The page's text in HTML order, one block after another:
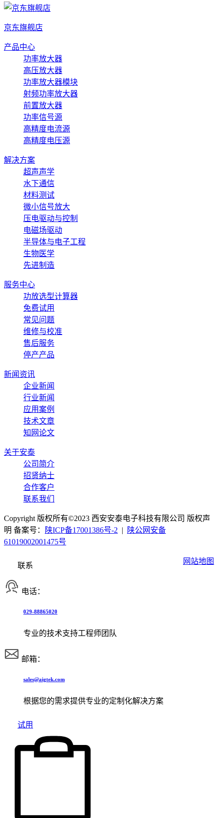
京东旗舰店
产品中心
功率放大器
高压放大器
功率放大器模块
射频功率放大器
前置放大器
功率信号源
高精度电流源
高精度电压源
解决方案
超声声学
水下通信
材料测试
微小信号放大
压电驱动与控制
电磁场驱动
半导体与电子工程
生物医学
先进制造
服务中心
功放选型计算器
免费试用
常见问题
维修与校准
售后服务
停产产品
新闻资讯
企业新闻
行业新闻
应用案例
技术文章
知网论文
关于安泰
公司简介
招贤纳士
合作客户
联系我们
Copyright 版权所有©2023 西安安泰电子科技有限公司 版权声
明 备案号：
陕ICP备17001386号-2 |
陕公网安备
61019002001475号
网站地图
联系
电话：
029-88865020
专业的技术支持工程师团队
邮箱：
sales@aigtek.com
根据您的需求提供专业的定制化解决方案
试用